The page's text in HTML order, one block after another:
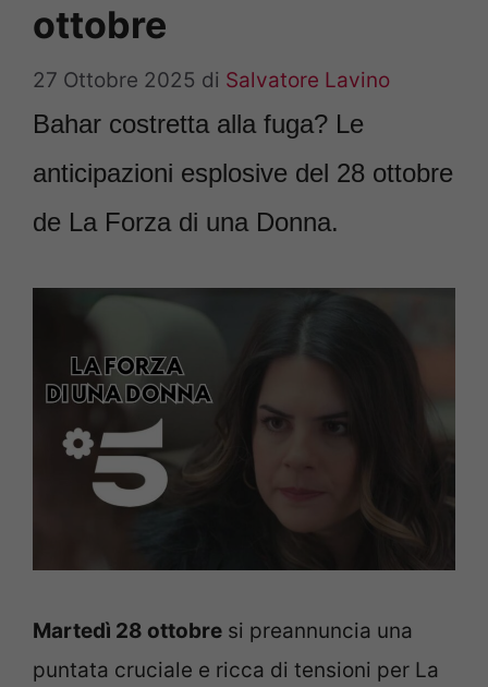
ottobre
27 Ottobre 2025 di Salvatore Lavino
Bahar costretta alla fuga? Le
anticipazioni esplosive del 28 ottobre
de La Forza di una Donna.
Martedì 28 ottobre si preannuncia una
puntata cruciale e ricca di tensioni per La